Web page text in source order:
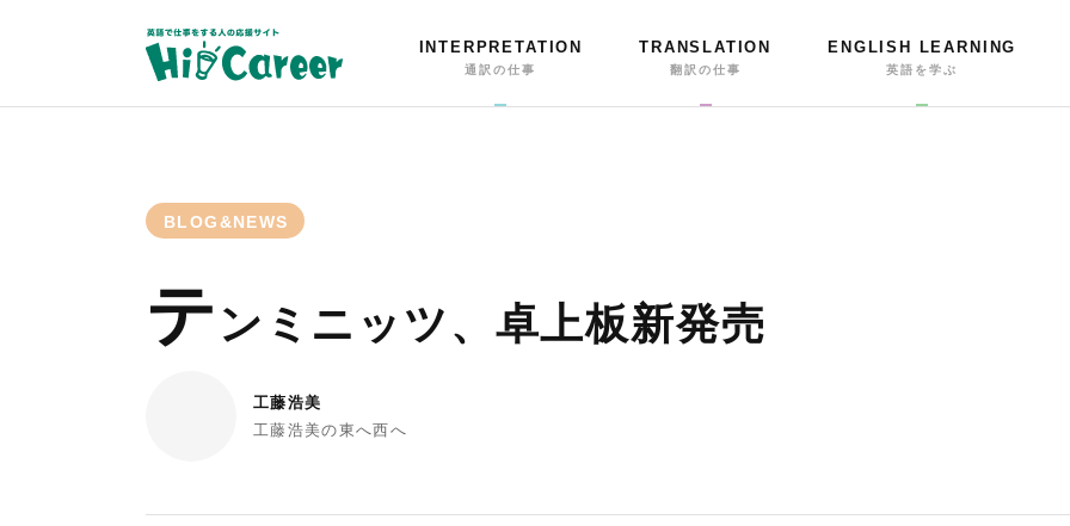
INTERPRETATION
通訳の仕事
TRANSLATION
翻訳の仕事
ENGLISH LEARNING
英語を学ぶ
BLOG&NEWS
テ ンミニッツ、卓上板新発売
工藤浩美
工藤浩美の東へ西へ